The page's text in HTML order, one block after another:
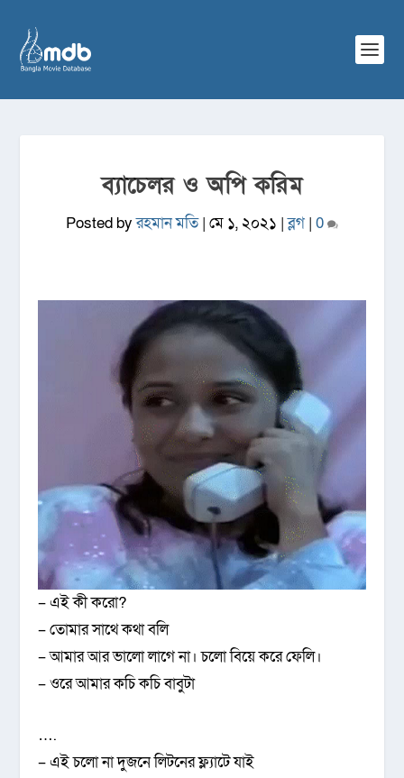
ব্যাচেলর ও অপি করিম
Posted byরহমান মতি| মে ১, ২০২১ |ব্লগ | 0
– এই কী করো?
– তোমার সাথে কথা বলি
– আমার আর ভালো লাগে না। চলো বিয়ে করে ফেলি।
– ওরে আমার কচি কচি বাবুটা
….
– এই চলো না দুজনে লিটনের ফ্ল্যাটে যাই